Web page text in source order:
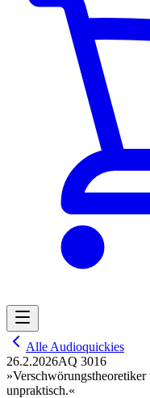
Alle Audioquickies
26.2.2026AQ 3016
unpraktisch.«